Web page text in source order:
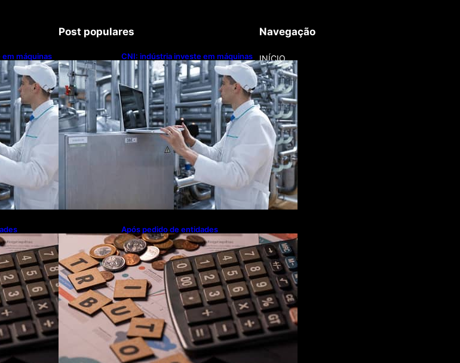
máquinas
flexibiliza
Post populares
CNI: indústria investe em máquinas
novas, mas modernização
tecnológica avança lentamente
Após pedido de entidades
empresariais, Receita flexibiliza
regras da Reforma Tributária
Navegação
INÍCIO